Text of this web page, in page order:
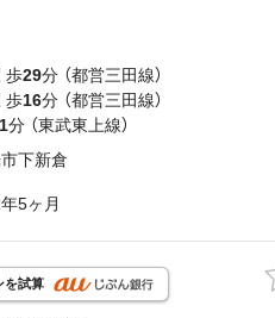
嬉しい「セブンイレブン和光下新倉5丁目
れの日にはお子様と遊びに行くのも良いで
す（それ以外の時間帯もご相談くださ
ットでの予約も可能です●
タンをクリック！
のでお気軽にご相談下さい
歩29分 （都営三田線）
歩16分 （都営三田線）
分 （東武東上線）
下新倉
5ヶ月
を試算